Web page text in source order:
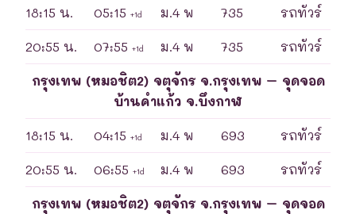
18:15 น. 05:15 +1d ม.4 พ 735 รถทัวร์
20:55 น. 07:55 +1d ม.4 พ 735 รถทัวร์
กรุงเทพ (หมอชิต2) จตุจักร จ.กรุงเทพ – จุดจอด
บ้านคำแก้ว จ.บึงกาฬ
18:15 น. 04:15 +1d ม.4 พ 693 รถทัวร์
20:55 น. 06:55 +1d ม.4 พ 693 รถทัวร์
กรุงเทพ (หมอชิต2) จตุจักร จ.กรุงเทพ – จุดจอด